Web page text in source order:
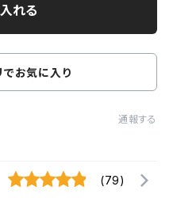
れる
でお気に入り
通報する
(79)